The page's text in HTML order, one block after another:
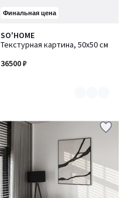
Финальная цена
SO'HOME
Текстурная картина, 50х50 см
36500 ₽
Количество
цветов:
5